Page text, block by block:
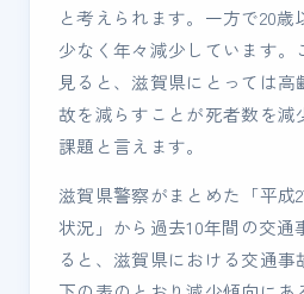
と考えられます。一方で20歳
少なく年々減少しています。
見ると、滋賀県にとっては高
故を減らすことが死者数を減
課題と言えます。
滋賀県警察がまとめた「平成
状況」から過去10年間の交通
ると、滋賀県における交通